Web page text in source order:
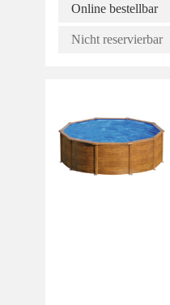
Online bestellbar
Nicht reservierbar